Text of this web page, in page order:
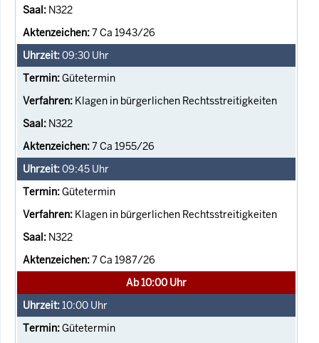
N322
7 Ca 1943/26
09:30 Uhr
Gütetermin
Klagen in bürgerlichen Rechtsstreitigkeiten
N322
7 Ca 1955/26
09:45 Uhr
Gütetermin
Klagen in bürgerlichen Rechtsstreitigkeiten
N322
7 Ca 1987/26
Ab 10:00 Uhr
10:00 Uhr
Gütetermin